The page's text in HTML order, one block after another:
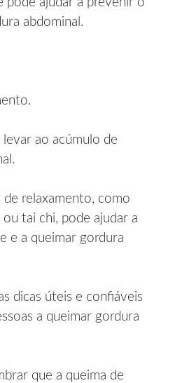
abdominal.
ao acúmulo de
de relaxamento, como
tai chi, pode ajudar a
e a queimar gordura
dicas úteis e confiáveis
a queimar gordura
que a queima de